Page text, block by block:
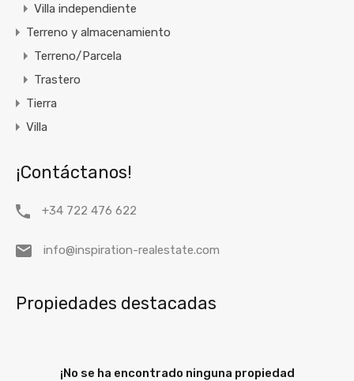
Villa independiente
Terreno y almacenamiento
Terreno/Parcela
Trastero
Tierra
Villa
¡Contáctanos!
+34 722 476 622
info@inspiration-realestate.com
Propiedades destacadas
¡No se ha encontrado ninguna propiedad